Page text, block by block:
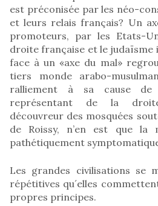
est préconisée par les néo-
et leurs relais français? Un
promoteurs, par les Etats-
droite française et le
face à un «axe du mal»
tiers monde arabo-
ralliement à sa cause de
représentant de la
découvreur des mosquées
de Roissy, n’en est que la
pathétiquement
Les grandes civilisations se
répétitives qu´elles
propres principes.